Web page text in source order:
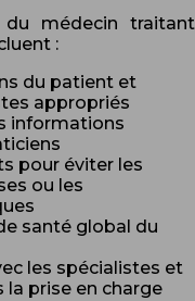
du médecin traitant
:
du patient et
appropriés
informations
pour éviter les
ou les
santé global du
les spécialistes et
la prise en charge